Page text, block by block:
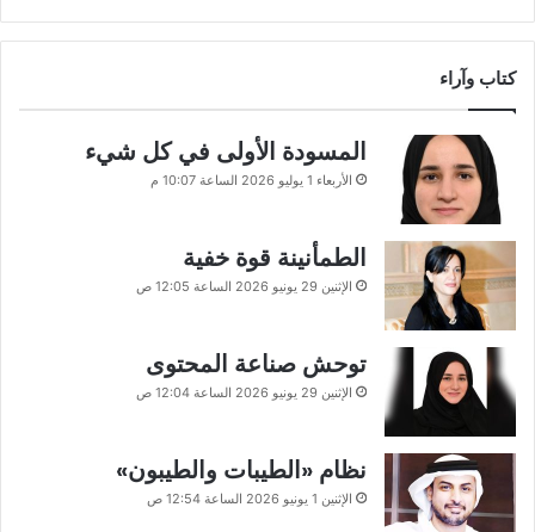
كتاب وآراء
المسودة الأولى في كل شيء
الأربعاء 1 يوليو 2026 الساعة 10:07 م
الطمأنينة قوة خفية
الإثنين 29 يونيو 2026 الساعة 12:05 ص
توحش صناعة المحتوى
الإثنين 29 يونيو 2026 الساعة 12:04 ص
نظام «الطيبات والطيبون»
الإثنين 1 يونيو 2026 الساعة 12:54 ص